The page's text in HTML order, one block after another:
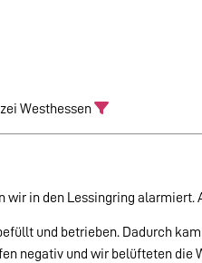
Westhessen
in den Lessingring
und betrieben. Dadurch
negativ und wir belüfteten die